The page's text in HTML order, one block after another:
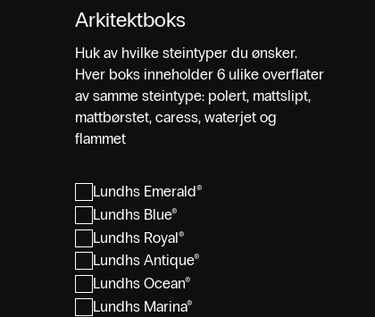
Arkitektboks
Huk av hvilke steintyper du ønsker.
Hver boks inneholder 6 ulike overflater
av samme steintype: polert, mattslipt,
mattbørstet, caress, waterjet og
flammet
Lundhs Emerald®
Lundhs Blue®
Lundhs Royal®
Lundhs Antique®
Lundhs Ocean®
Lundhs Marina®